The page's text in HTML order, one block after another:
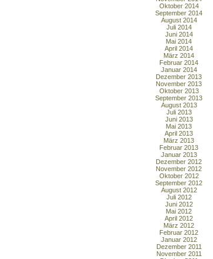
Oktober 2014
September 2014
August 2014
Juli 2014
Juni 2014
Mai 2014
April 2014
März 2014
Februar 2014
Januar 2014
Dezember 2013
November 2013
Oktober 2013
September 2013
August 2013
Juli 2013
Juni 2013
Mai 2013
April 2013
März 2013
Februar 2013
Januar 2013
Dezember 2012
November 2012
Oktober 2012
September 2012
August 2012
Juli 2012
Juni 2012
Mai 2012
April 2012
März 2012
Februar 2012
Januar 2012
Dezember 2011
November 2011